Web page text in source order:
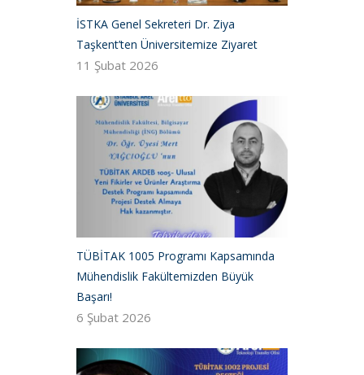
İSTKA Genel Sekreteri Dr. Ziya
Taşkent’ten Üniversitemize Ziyaret
11 Şubat 2026
TÜBİTAK 1005 Programı Kapsamında
Mühendislik Fakültemizden Büyük
Başarı!
6 Şubat 2026